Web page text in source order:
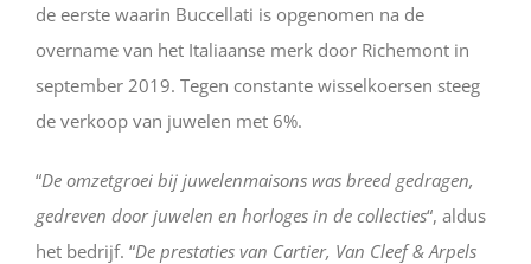
de eerste waarin Buccellati is opgenomen na de
overname van het Italiaanse merk door Richemont in
september 2019. Tegen constante wisselkoersen steeg
de verkoop van juwelen met 6%.
“De omzetgroei bij juwelenmaisons was breed gedragen,
gedreven door juwelen en horloges in de collecties“, aldus
het bedrijf. “De prestaties van Cartier, Van Cleef & Arpels